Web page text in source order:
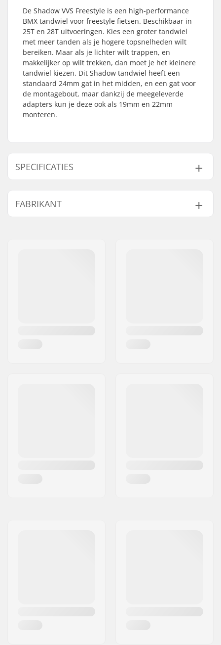
De Shadow VVS Freestyle is een high-performance
BMX tandwiel voor freestyle fietsen. Beschikbaar in
25T en 28T uitvoeringen. Kies een groter tandwiel
met meer tanden als je hogere topsnelheden wilt
bereiken. Maar als je lichter wilt trappen, en
makkelijker op wilt trekken, dan moet je het kleinere
tandwiel kiezen. Dit Shadow tandwiel heeft een
standaard 24mm gat in het midden, en een gat voor
de montagebout, maar dankzij de meegeleverde
adapters kun je deze ook als 19mm en 22mm
monteren.
SPECIFICATIES
Aantal tanden:
25T
Tandwiel installatie:
Bout
FABRIKANT